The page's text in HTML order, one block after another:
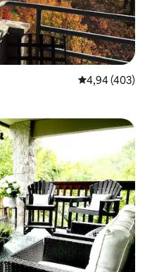
5 üzerinden
4,94 (403)
arasında